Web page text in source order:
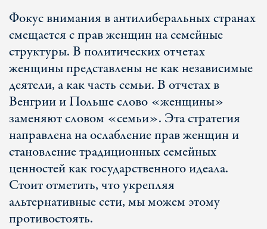
Фокус внимания в антилиберальных странах
смещается с прав женщин на семейные
структуры. В политических отчетах
женщины представлены не как независимые
деятели, а как часть семьи. В отчетах в
Венгрии и Польше слово «женщины»
заменяют словом «семьи». Эта стратегия
направлена на ослабление прав женщин и
становление традиционных семейных
ценностей как государственного идеала.
Стоит отметить, что укрепляя
альтернативные сети, мы можем этому
противостоять.